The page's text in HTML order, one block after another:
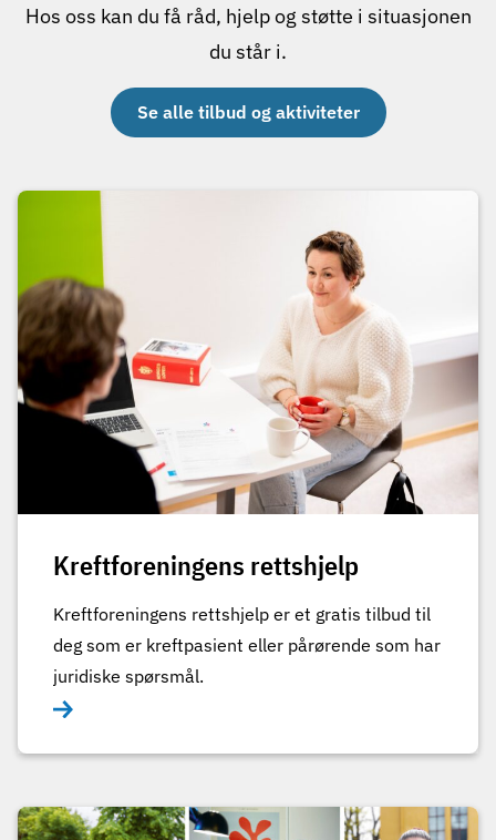
Hos oss kan du få råd, hjelp og støtte i situasjonen
du står i.
Se alle tilbud og aktiviteter
Kreftforeningens rettshjelp
Kreftforeningens rettshjelp er et gratis tilbud til
deg som er kreftpasient eller pårørende som har
juridiske spørsmål.